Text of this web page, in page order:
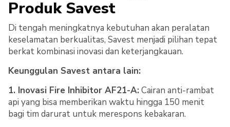
Produk Savest
Di tengah meningkatnya kebutuhan akan peralatan
keselamatan berkualitas, Savest menjadi pilihan tepat
berkat kombinasi inovasi dan keterjangkauan.
Keunggulan Savest antara lain:
1. Inovasi Fire Inhibitor AF21-A:Cairan anti-rambat
api yang bisa memberikan waktu hingga 150 menit
bagi tim darurat untuk merespons kebakaran.